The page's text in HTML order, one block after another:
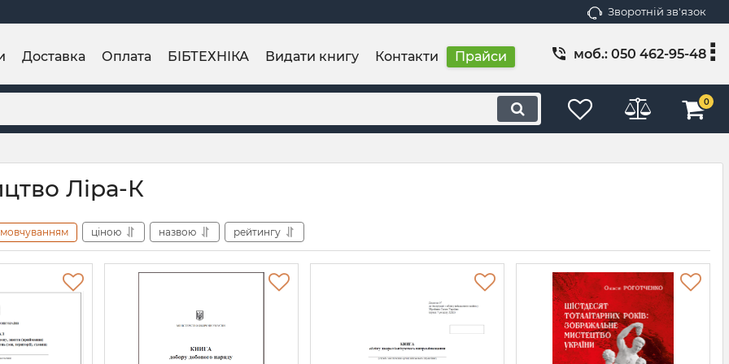
Зворотній зв'язок
Доставка Оплата БІБТЕХНІКА Видати книгу Контакти Прайси моб.: 050 462-95-48
0
Ліра-К
ціною назвою рейтингу